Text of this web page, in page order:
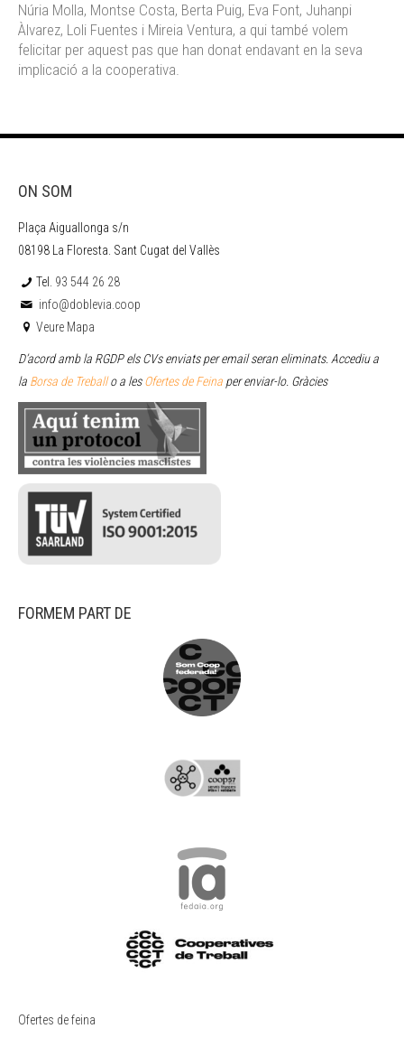
Núria Molla, Montse Costa, Berta Puig, Eva Font, Juhanpi
Àlvarez, Loli Fuentes i Mireia Ventura, a qui també volem
felicitar per aquest pas que han donat endavant en la seva
implicació a la cooperativa.
ON SOM
Plaça Aiguallonga s/n
08198 La Floresta. Sant Cugat del Vallès
Tel. 93 544 26 28
info@doblevia.coop
Veure Mapa
D’acord amb la RGDP els CVs enviats per email seran eliminats. Accediu a
la Borsa de Treballo a lesOfertes de Feina per enviar-lo. Gràcies
FORMEM PART DE
Ofertes de feina